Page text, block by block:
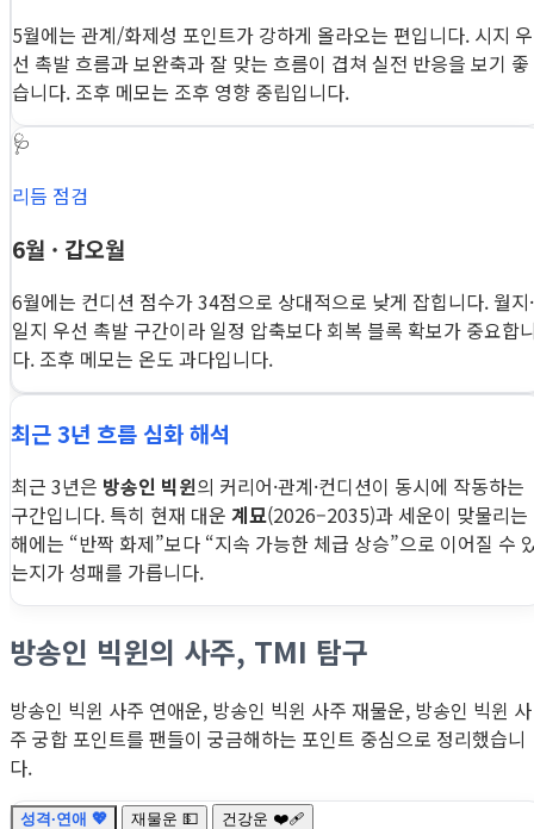
5월에는 관계/화제성 포인트가 강하게 올라오는 편입니다. 시지 우
선 촉발 흐름과 보완축과 잘 맞는 흐름이 겹쳐 실전 반응을 보기 좋
습니다. 조후 메모는 조후 영향 중립입니다.
🩺
리듬 점검
6월 · 갑오월
6월에는 컨디션 점수가 34점으로 상대적으로 낮게 잡힙니다. 월지·
일지 우선 촉발 구간이라 일정 압축보다 회복 블록 확보가 중요합
다. 조후 메모는 온도 과다입니다.
최근 3년 흐름 심화 해석
최근 3년은 방송인 빅윈의 커리어·관계·컨디션이 동시에 작동하는
구간입니다. 특히 현재 대운 계묘(2026–2035)과 세운이 맞물리는
해에는 “반짝 화제”보다 “지속 가능한 체급 상승”으로 이어질 수
는지가 성패를 가릅니다.
방송인 빅윈의 사주, TMI 탐구
방송인 빅윈 사주 연애운, 방송인 빅윈 사주 재물운, 방송인 빅윈 사
주 궁합 포인트를 팬들이 궁금해하는 포인트 중심으로 정리했습니
다.
성격·연애 💖 재물운 💵 건강운 ❤️‍🩹